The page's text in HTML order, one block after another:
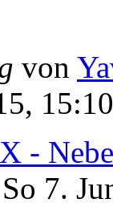
von
15:10
-
7.